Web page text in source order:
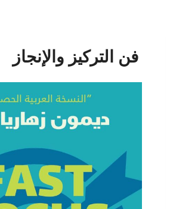
فن التركيز والإنجاز